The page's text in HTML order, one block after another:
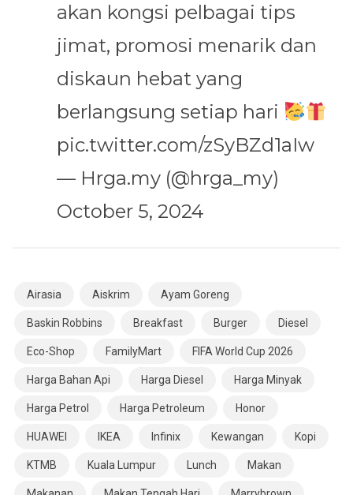
akan kongsi pelbagai tips
jimat, promosi menarik dan
diskaun hebat yang
berlangsung setiap hari
pic.twitter.com/zSyBZd1aIw
— Hrga.my (@hrga_my)
October 5, 2024
Airasia Aiskrim Ayam Goreng
Baskin Robbins Breakfast Burger Diesel
Eco-Shop FamilyMart FIFA World Cup 2026
Harga Bahan Api Harga Diesel Harga Minyak
Harga Petrol Harga Petroleum Honor
HUAWEI IKEA Infinix Kewangan Kopi
KTMB Kuala Lumpur Lunch Makan